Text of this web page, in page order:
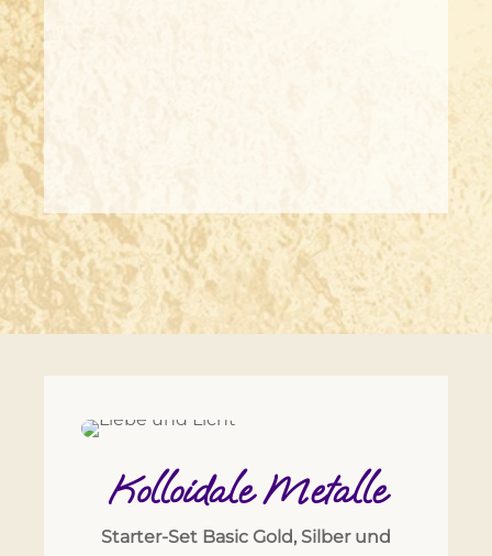
Kolloidale Metalle
Starter-Set Basic Gold, Silber und